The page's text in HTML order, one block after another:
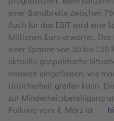
einer Bandbreite zwischen
Auch für das EBIT wird eine
Millionen Euro erwartet. Das
einer Spanne von 50 bis
aktuelle geopolitische
insoweit eingeflossen, wie
Unsicherheit greifen kann.
zur Minderheitsbeteiligung
Pulkovo vom 4. März ist